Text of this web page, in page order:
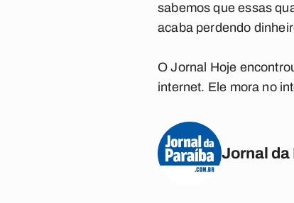
sabemos que essas
acaba perdendo
O Jornal Hoje
internet. Ele mora no
Jornal da